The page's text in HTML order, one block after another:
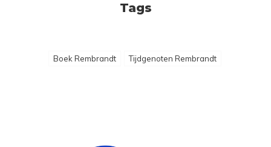
Tags
Boek Rembrandt Tijdgenoten Rembrandt